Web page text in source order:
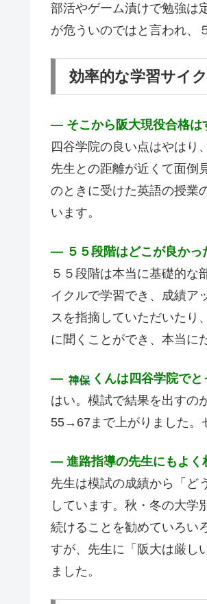
部活やゲーム漬けで勉強は
が危ういのではと言われ、
効率的な学習サイ
― そこから阪大現役合格は
四谷学院の良い点はやはり
先生との距離が近くて面倒
のときに受けた英語の授業
います。
― ５５段階はどこが良かっ
５５段階は本当に基礎的
イクルで学習でき、成績ア
スを指摘していただいたり
に聞くことができ、本当に
―
くんは四谷学院で
はい。模試で結果を出すの
55→67まで上がりました。
― 進路指導の先生にもよく
先生は模試の成績から「ど
しています。秋・冬の大学
続けることを勧めていろい
すが、先生に「阪大は厳し
ました。